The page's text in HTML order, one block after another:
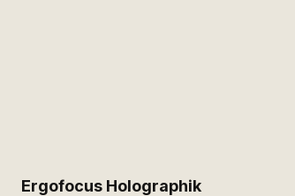
Ergofocus Holographik